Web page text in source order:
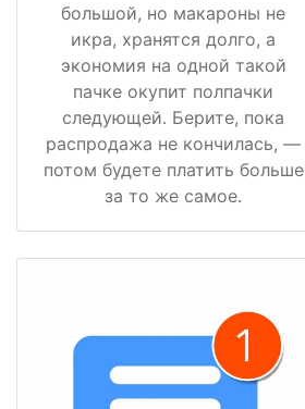
большой, но макароны не
икра, хранятся долго, а
экономия на одной такой
пачке окупит полпачки
следующей. Берите, пока
распродажа не кончилась, —
потом будете платить больше
за то же самое.